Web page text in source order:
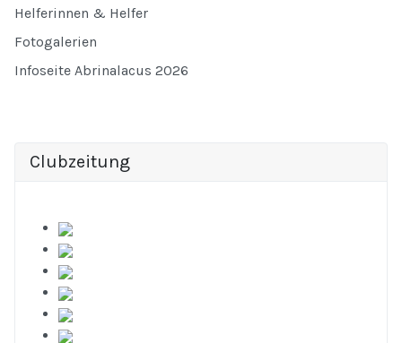
Helferinnen & Helfer
Fotogalerien
Infoseite Abrinalacus 2026
Clubzeitung